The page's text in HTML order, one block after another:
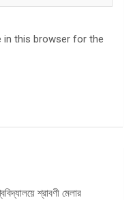
in this browser for the
শ্রাবণী মেলার